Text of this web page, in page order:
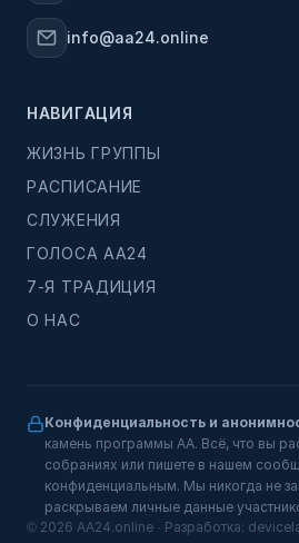
info@aa24.online
НАВИГАЦИЯ
ЖИЗНЬ ГРУППЫ
РАСПИСАНИЕ
СЛУЖЕНИЯ
ГОЛОСА АА24
7-Я ТРАДИЦИЯ
О НАС
Конфиденциальность и
камень программы АА. Всё, что вы
собраниях или пишете в нашем
конфиденциальным. Мы никогда не
раскрываем личные данные
© 2026 AA24.online · Разработка: